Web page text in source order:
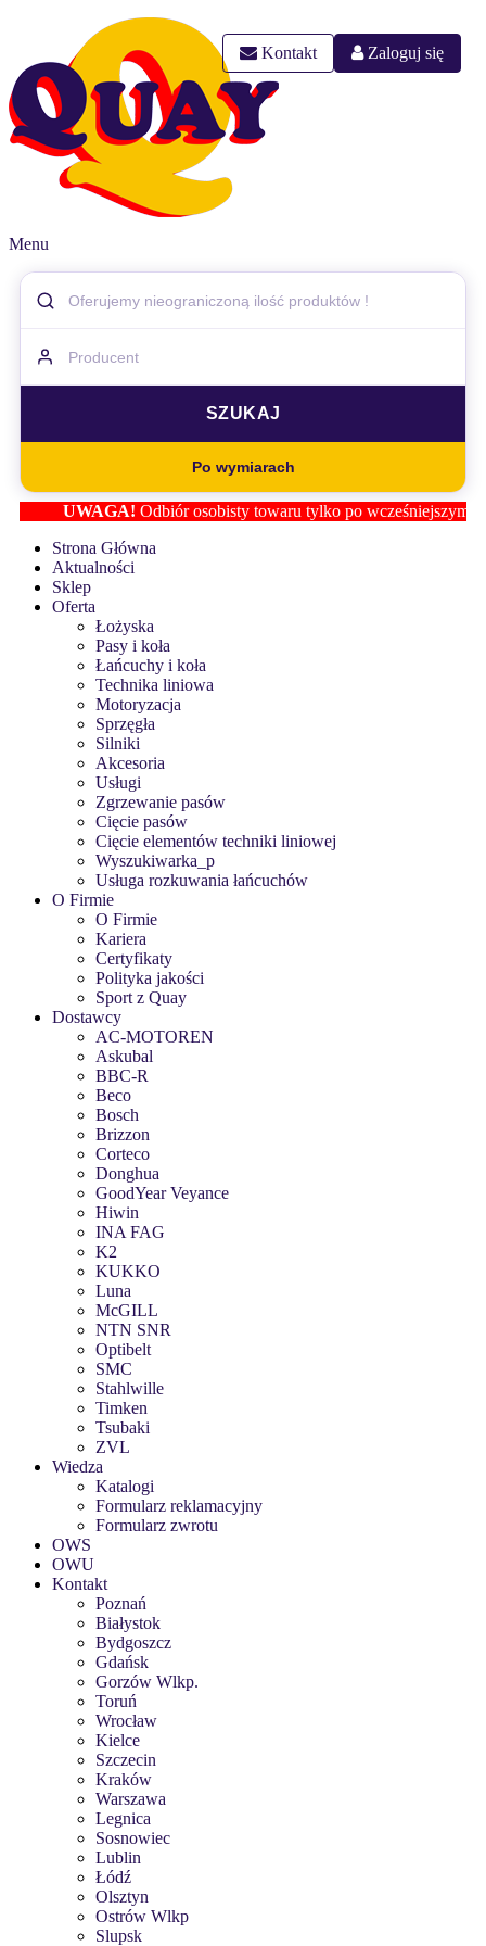
Kontakt Zaloguj się
Menu
Po wymiarach
UWAGA!Odbiór osobisty towaru tylko po wcześniejszym
Strona Główna
Aktualności
Sklep
Oferta
Łożyska
Pasy i koła
Łańcuchy i koła
Technika liniowa
Motoryzacja
Sprzęgła
Silniki
Akcesoria
Usługi
Zgrzewanie pasów
Cięcie pasów
Cięcie elementów techniki liniowej
Wyszukiwarka_p
Usługa rozkuwania łańcuchów
O Firmie
O Firmie
Kariera
Certyfikaty
Polityka jakości
Sport z Quay
Dostawcy
AC-MOTOREN
Askubal
BBC-R
Beco
Bosch
Brizzon
Corteco
Donghua
GoodYear Veyance
Hiwin
INA FAG
K2
KUKKO
Luna
McGILL
NTN SNR
Optibelt
SMC
Stahlwille
Timken
Tsubaki
ZVL
Wiedza
Katalogi
Formularz reklamacyjny
Formularz zwrotu
OWS
OWU
Kontakt
Poznań
Białystok
Bydgoszcz
Gdańsk
Gorzów Wlkp.
Toruń
Wrocław
Kielce
Szczecin
Kraków
Warszawa
Legnica
Sosnowiec
Lublin
Łódź
Olsztyn
Ostrów Wlkp
Slupsk